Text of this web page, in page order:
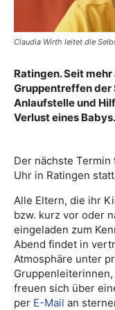
Claudia Wirth leitet die
Ratingen. Seit
Gruppentreffen
Anlaufstelle und
Verlust eines Babys.
Der nächste Termin
Uhr in Ratingen
Alle Eltern, die ihr
bzw. kurz vor oder
eingeladen zum
Abend findet in
Atmosphäre unter
freuen sich über
per E-Mail an